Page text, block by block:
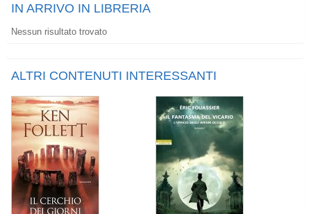
IN ARRIVO IN LIBRERIA
Nessun risultato trovato
ALTRI CONTENUTI INTERESSANTI